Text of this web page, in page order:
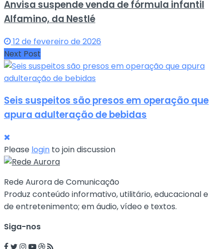
Anvisa suspende venda de fórmula infantil
Alfamino, da Nestlé
12 de fevereiro de 2026
Next Post
Seis suspeitos são presos em operação que
apura adulteração de bebidas
Please login to join discussion
Rede Aurora de Comunicação
Produz conteúdo informativo, utilitário, educacional e
de entretenimento; em áudio, vídeo e textos.
Siga-nos